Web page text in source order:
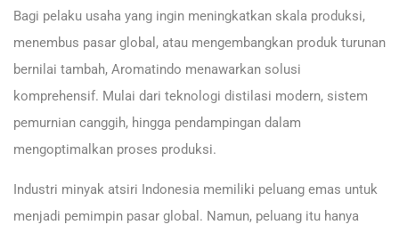
Bagi pelaku usaha yang ingin meningkatkan skala produksi,
menembus pasar global, atau mengembangkan produk turunan
bernilai tambah, Aromatindo menawarkan solusi
komprehensif. Mulai dari teknologi distilasi modern, sistem
pemurnian canggih, hingga pendampingan dalam
mengoptimalkan proses produksi.
Industri minyak atsiri Indonesia memiliki peluang emas untuk
menjadi pemimpin pasar global. Namun, peluang itu hanya